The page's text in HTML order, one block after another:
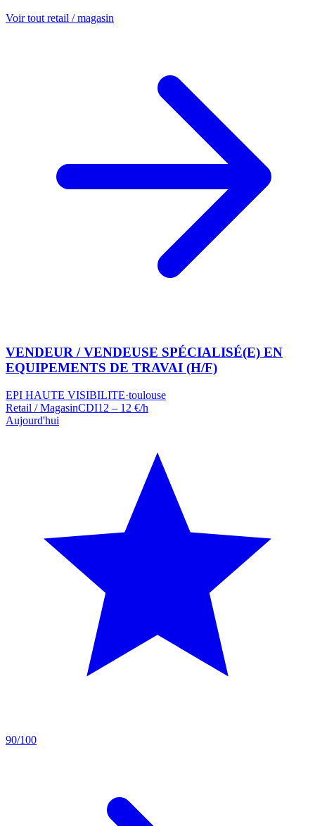
Voir tout retail / magasin
VENDEUR / VENDEUSE SPÉCIALISÉ(E) EN
EQUIPEMENTS DE TRAVAI (H/F)
EPI HAUTE VISIBILITE·toulouse
Retail / MagasinCDI12 – 12 €/h
Aujourd'hui
90/100